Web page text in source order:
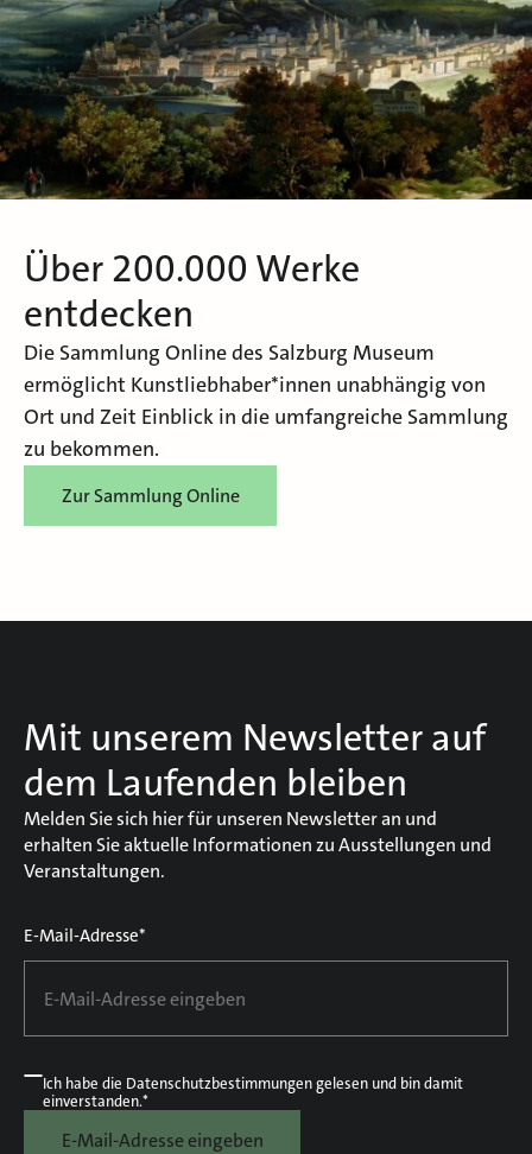
Über 200.000 Werke
entdecken
Die Sammlung Online des Salzburg Museum
ermöglicht Kunstliebhaber*innen unabhängig von
Ort und Zeit Einblick in die umfangreiche Sammlung
zu bekommen.
Zur Sammlung Online
Mit unserem Newsletter auf
dem Laufenden bleiben
Melden Sie sich hier für unseren Newsletter an und
erhalten Sie aktuelle Informationen zu Ausstellungen und
Veranstaltungen.
E-Mail-Adresse*
Ich habe die Datenschutzbestimmungengelesen und bin damit
einverstanden.*
E-Mail-Adresse eingeben